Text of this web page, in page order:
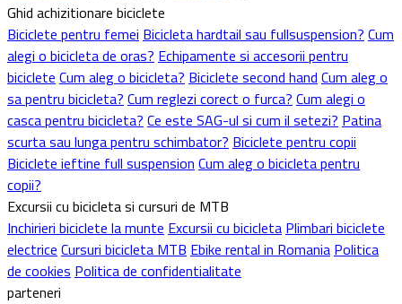
Ghid achizitionare biciclete
Biciclete pentru femei Bicicleta hardtail sau fullsuspension? Cum
alegi o bicicleta de oras? Echipamente si accesorii pentru
biciclete Cum aleg o bicicleta? Biciclete second hand Cum aleg o
sa pentru bicicleta? Cum reglezi corect o furca? Cum alegi o
casca pentru bicicleta? Ce este SAG-ul si cum il setezi? Patina
scurta sau lunga pentru schimbator? Biciclete pentru copii
Biciclete ieftine full suspension Cum aleg o bicicleta pentru
copii?
Excursii cu bicicleta si cursuri de MTB
Inchirieri biciclete la munte Excursii cu bicicleta Plimbari biciclete
electrice Cursuri bicicleta MTB Ebike rental in Romania Politica
de cookies Politica de confidentialitate
parteneri